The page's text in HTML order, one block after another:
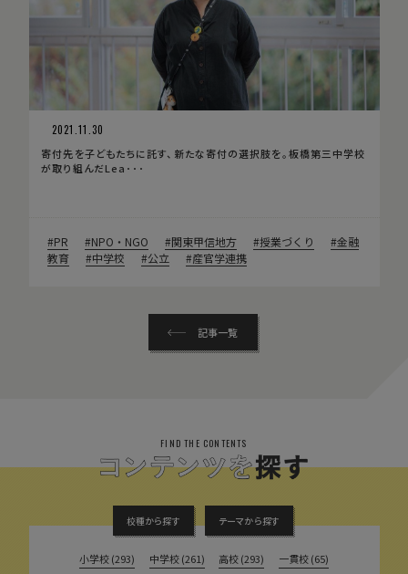
2021.11.30
寄付先を子どもたちに託す、新たな寄付の選択肢を。板橋第三中学校
が取り組んだLea･･･
PR NPO・NGO 関東甲信地方 授業づくり
金融
教育
中学校 公立 産官学連携
記事一覧
FIND THE CONTENTS
校種から探す テーマから探す
小学校 (293) 中学校 (261) 高校 (293) 一貫校 (65)